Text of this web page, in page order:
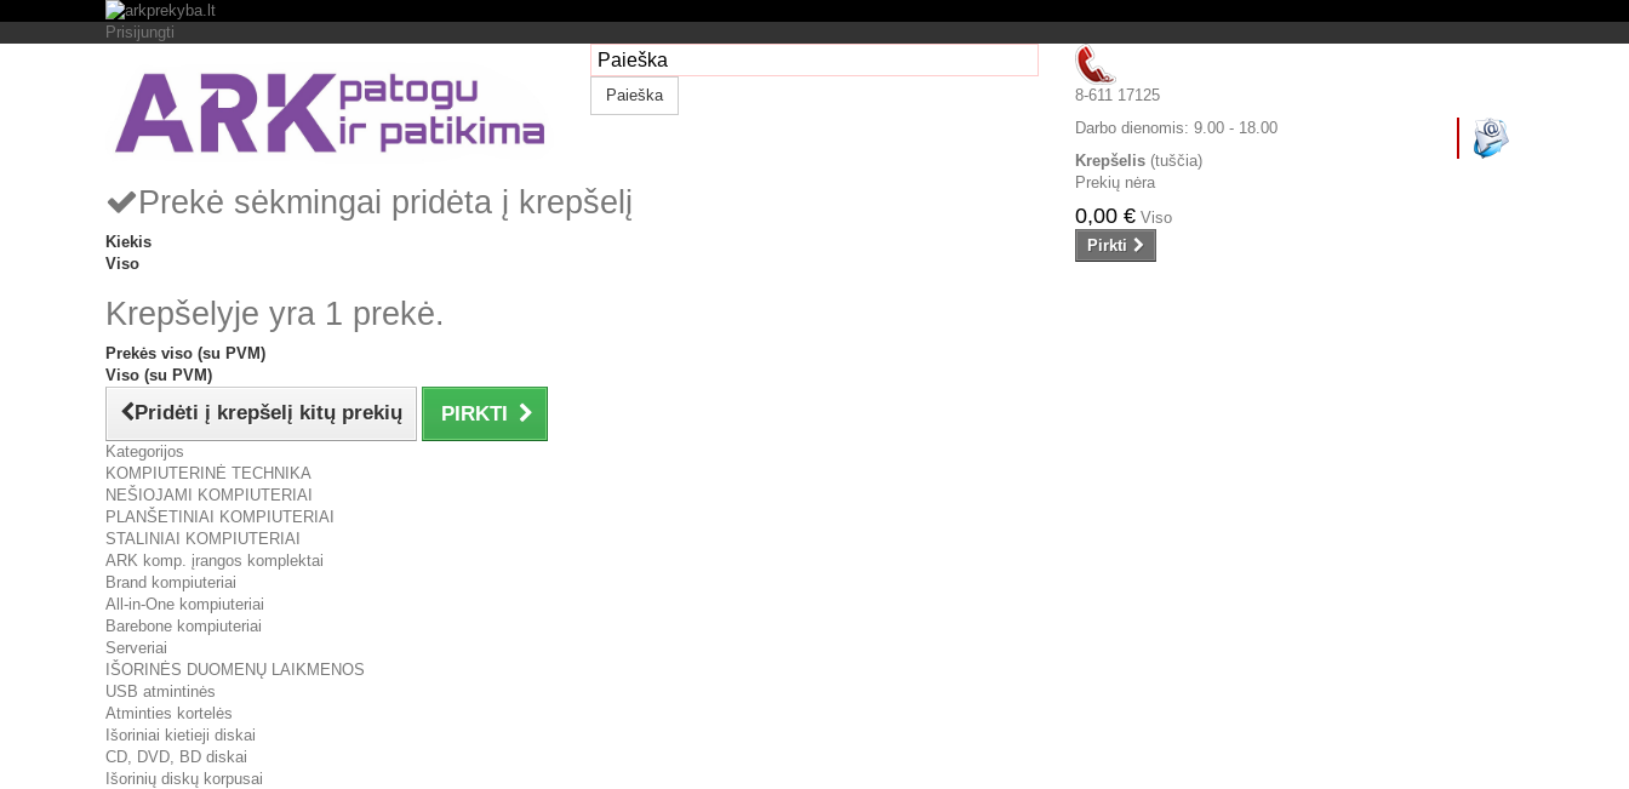
Prisijungti
Paieška
8-611 17125
Darbo dienomis:9.00 - 18.00
Krepšelis (tuščia)
Prekių nėra
0,00 € Viso
Pirkti
Prekė sėkmingai pridėta į krepšelį
Kiekis
Viso
Krepšelyje yra 1 prekė.
Prekės viso (su PVM)
Viso (su PVM)
Pridėti į krepšelį kitų prekių PIRKTI
Kategorijos
KOMPIUTERINĖ TECHNIKA
NEŠIOJAMI KOMPIUTERIAI
PLANŠETINIAI KOMPIUTERIAI
STALINIAI KOMPIUTERIAI
ARK komp. įrangos komplektai
Brand kompiuteriai
All-in-One kompiuteriai
Barebone kompiuteriai
Serveriai
IŠORINĖS DUOMENŲ LAIKMENOS
USB atmintinės
Atminties kortelės
Išoriniai kietieji diskai
CD, DVD, BD diskai
Išorinių diskų korpusai